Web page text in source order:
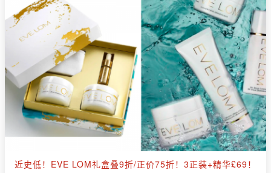
近史低！EVE LOM礼盒叠9折/正价75折！3正装+精华£69！